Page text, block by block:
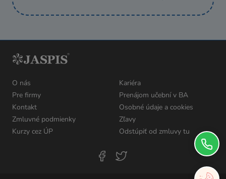
O nás
Kariéra
Pre firmy
Prenájom učební v BA
Kontakt
Osobné údaje a cookies
Zmluvné podmienky
Zľavy
Kurzy cez ÚP
Odstúpiť od zmluvy tu